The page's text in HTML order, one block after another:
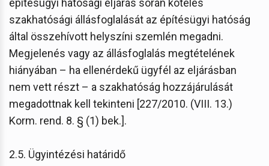
szakhatósági állásfoglalását az építésügyi hatóság
által összehívott helyszíni szemlén megadni.
Megjelenés vagy az állásfoglalás megtételének
hiányában – ha ellenérdekű ügyfél az eljárásban
nem vett részt – a szakhatóság hozzájárulását
megadottnak kell tekinteni [227/2010. (VIII. 13.)
Korm. rend. 8. § (1) bek.].
2.5. Ügyintézési határidő